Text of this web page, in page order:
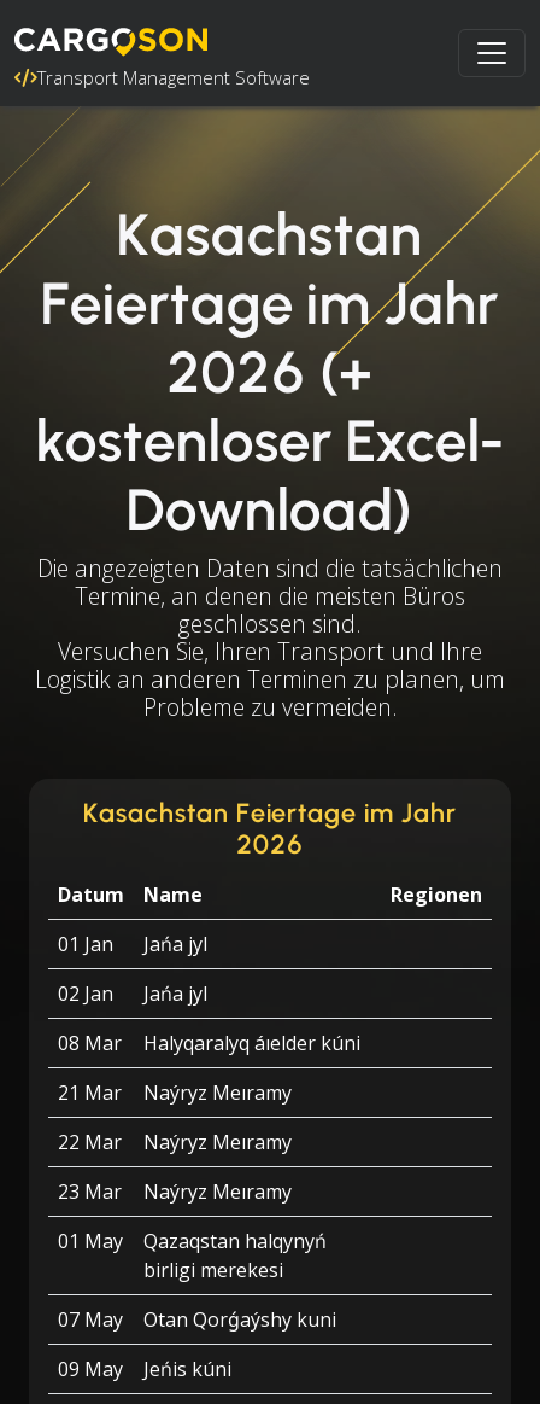
Transport Management Software
Kasachstan
Feiertage im Jahr
2026 (+
kostenloser Excel-
Download)
Die angezeigten Daten sind die tatsächlichen
Termine, an denen die meisten Büros
geschlossen sind.
Versuchen Sie, Ihren Transport und Ihre
Logistik an anderen Terminen zu planen, um
Probleme zu vermeiden.
Kasachstan Feiertage im Jahr
2026
Datum Name
Regionen
01 Jan
Jańa jyl
02 Jan
Jańa jyl
08 Mar
Halyqaralyq áıelder kúni
21 Mar
Naýryz Meıramy
22 Mar
Naýryz Meıramy
23 Mar
Naýryz Meıramy
01 May
Qazaqstan halqynyń
birligi merekesi
07 May
Otan Qorǵaýshy kuni
09 May
Jeńis kúni